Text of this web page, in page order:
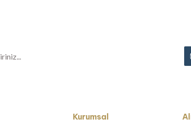
Kurumsal